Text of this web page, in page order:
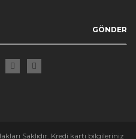
GÖNDER
Saklıdır. Kredi kartı bilgileriniz